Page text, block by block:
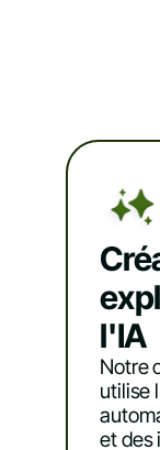
l'IA
Notre
utilise
et des